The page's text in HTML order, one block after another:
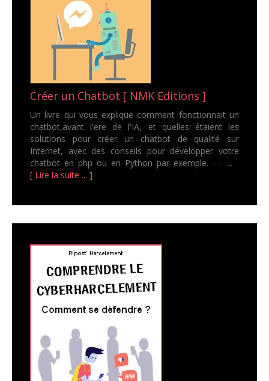
Créer un Chatbot [ NMK Editions ]
Un livre qui vous explique comment fonctionnait un
chatbot,avant l'ere de l'IA, et quelles étaient les
solutions pour créer un chatbot de qualité sur
Internet, avec des conseils pour développer votre
chatbot en php ou en Python par exemple. - - ...
[ Lire la suite ... ]